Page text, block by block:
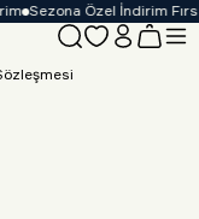
Özel İndirim Fırsatları